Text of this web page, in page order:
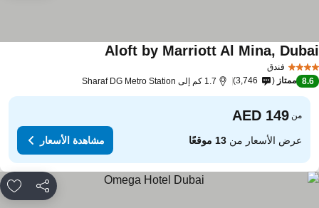
فندق
Aloft by Marriott Al Mina,
8.6 ممتاز 3,746 1.7 كم إلى Sharaf DG Metro Station
من
عرض الأسعار من13 موقعًا مشاهدة الأسعار
مشاركة